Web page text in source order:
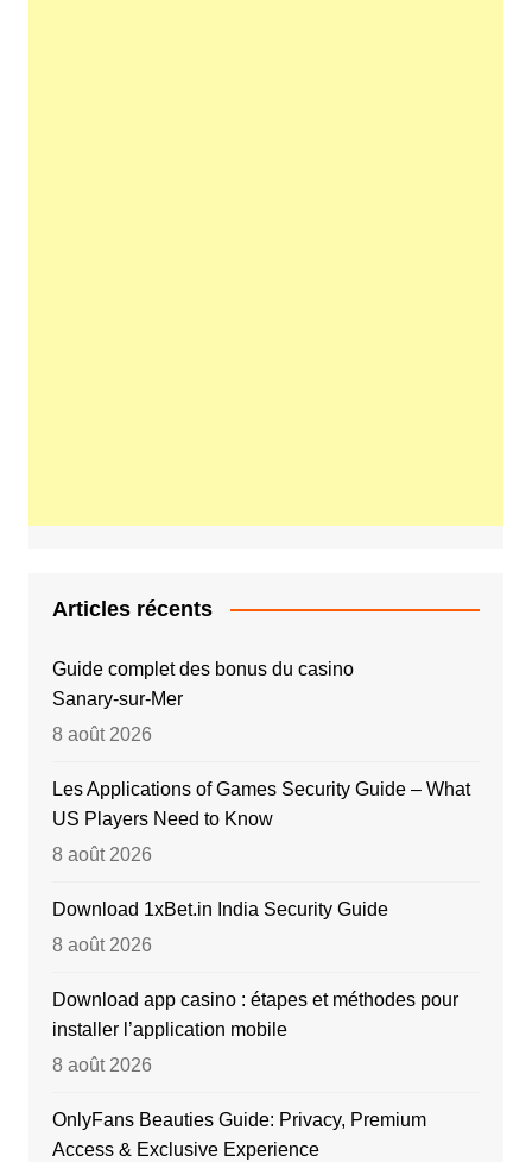
Articles récents
Guide complet des bonus du casino
Sanary‑sur‑Mer
8 août 2026
Les Applications of Games Security Guide – What
US Players Need to Know
8 août 2026
Download 1xBet.in India Security Guide
8 août 2026
Download app casino : étapes et méthodes pour
installer l’application mobile
8 août 2026
OnlyFans Beauties Guide: Privacy, Premium
Access & Exclusive Experience